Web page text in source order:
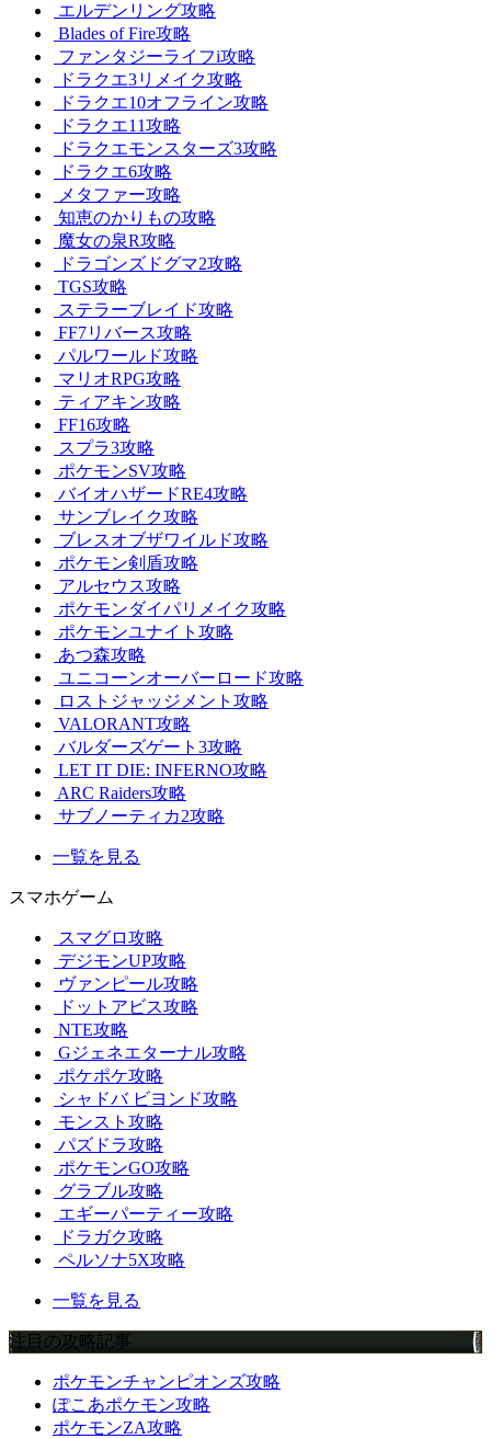
エルデンリング攻略
Blades of Fire攻略
ファンタジーライフi攻略
ドラクエ3リメイク攻略
ドラクエ10オフライン攻略
ドラクエ11攻略
ドラクエモンスターズ3攻略
ドラクエ6攻略
メタファー攻略
知恵のかりもの攻略
魔女の泉R攻略
ドラゴンズドグマ2攻略
TGS攻略
ステラーブレイド攻略
FF7リバース攻略
パルワールド攻略
マリオRPG攻略
ティアキン攻略
FF16攻略
スプラ3攻略
ポケモンSV攻略
バイオハザードRE4攻略
サンブレイク攻略
ブレスオブザワイルド攻略
ポケモン剣盾攻略
アルセウス攻略
ポケモンダイパリメイク攻略
ポケモンユナイト攻略
あつ森攻略
ユニコーンオーバーロード攻略
ロストジャッジメント攻略
VALORANT攻略
バルダーズゲート3攻略
LET IT DIE: INFERNO攻略
ARC Raiders攻略
サブノーティカ2攻略
一覧を見る
スマホゲーム
スマグロ攻略
デジモンUP攻略
ヴァンピール攻略
ドットアビス攻略
NTE攻略
Gジェネエターナル攻略
ポケポケ攻略
シャドバ ビヨンド攻略
モンスト攻略
パズドラ攻略
ポケモンGO攻略
グラブル攻略
エギーパーティー攻略
ドラガク攻略
ペルソナ5X攻略
一覧を見る
注目の攻略記事
ポケモンチャンピオンズ攻略
ぽこあポケモン攻略
ポケモンZA攻略